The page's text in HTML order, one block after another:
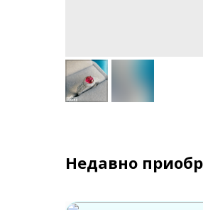
Недавно